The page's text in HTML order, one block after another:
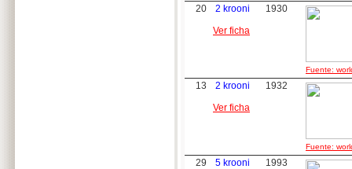
20
2 krooni
Ver ficha
1930
Fuente:
13
2 krooni
Ver ficha
1932
Fuente:
29
5 krooni
1993